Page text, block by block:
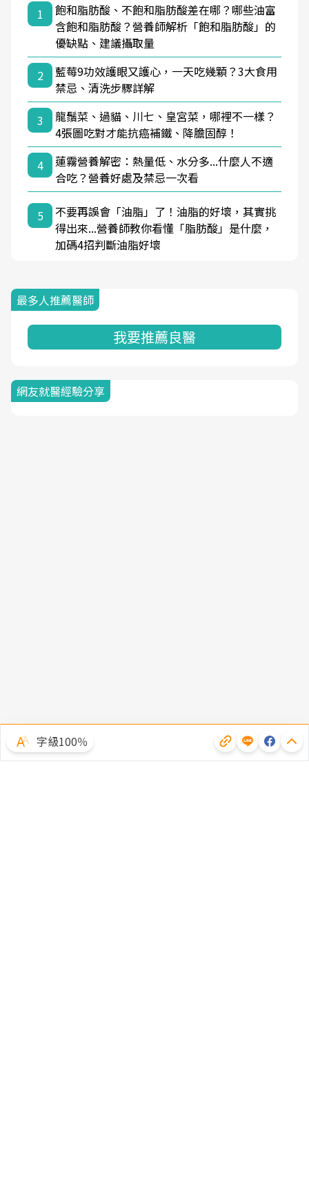
1
飽和脂肪酸、不飽和脂肪酸差在哪？哪些油富
含飽和脂肪酸？營養師解析「飽和脂肪酸」的
優缺點、建議攝取量
2
藍莓9功效護眼又護心，一天吃幾顆？3大食用
禁忌、清洗步驟詳解
3
龍鬚菜、過貓、川七、皇宮菜，哪裡不一樣？
4張圖吃對才能抗癌補鐵、降膽固醇！
4
蓮霧營養解密：熱量低、水分多...什麼人不適
合吃？營養好處及禁忌一次看
5
不要再誤會「油脂」了！油脂的好壞，其實挑
得出來...營養師教你看懂「脂肪酸」是什麼，
加碼4招判斷油脂好壞
最多人推薦醫師
我要推薦良醫
網友就醫經驗分享
字級100％